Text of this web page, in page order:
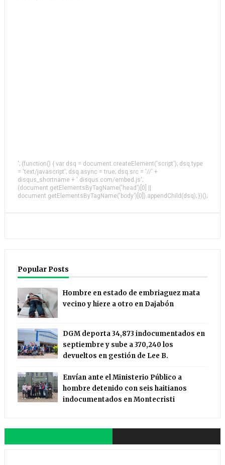
'; (function() { var dsq = document.createElement('script'); dsq.type
= 'text/javascript'; dsq.async = true; dsq.src = '//' +
disqus_shortname + '.disqus.com/embed.js';
(document.getElementsByTagName('head')[0] ||
document.getElementsByTagName('body')[0]).appendChild(dsq); })();
Popular Posts
Hombre en estado de embriaguez mata
vecino y hiere a otro en Dajabón
DGM deporta 34,873 indocumentados en
septiembre y sube a 370,240 los
devueltos en gestión de Lee B.
Envían ante el Ministerio Público a
hombre detenido con seis haitianos
indocumentados en Montecristi